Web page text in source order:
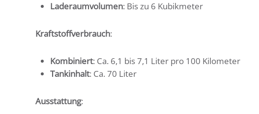
Laderaumvolumen: Bis zu 6 Kubikmeter
Kraftstoffverbrauch:
Kombiniert: Ca. 6,1 bis 7,1 Liter pro 100 Kilometer
Tankinhalt: Ca. 70 Liter
Ausstattung: